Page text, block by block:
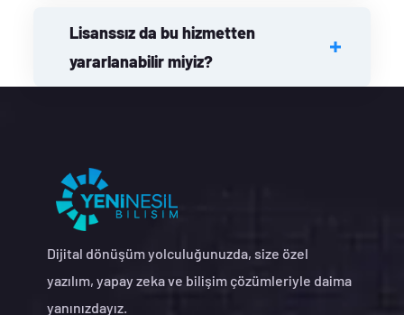
Lisanssız da bu hizmetten
yararlanabilir miyiz?
Dijital dönüşüm yolculuğunuzda, size özel
yazılım, yapay zeka ve bilişim çözümleriyle daima
yanınızdayız.